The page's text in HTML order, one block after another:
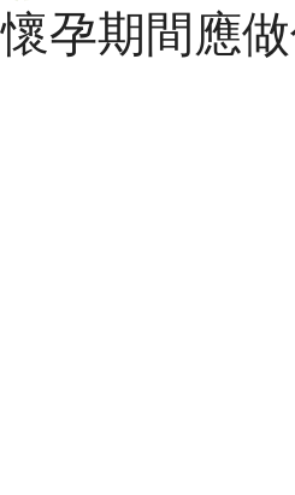
懷孕期間應